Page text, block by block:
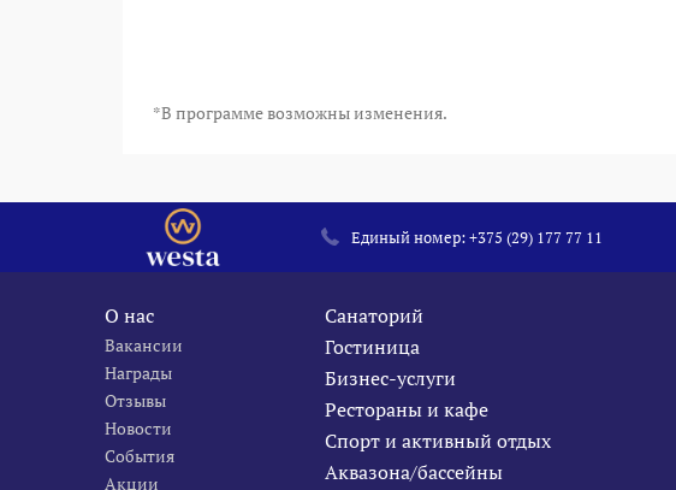
*В программе возможны изменения.
Единый номер:+375 (29) 177 77 11
О нас
Вакансии
Награды
Отзывы
Новости
События
Акции
Санаторий
Гостиница
Бизнес-услуги
Рестораны и кафе
Спорт и активный отдых
Аквазона/бассейны